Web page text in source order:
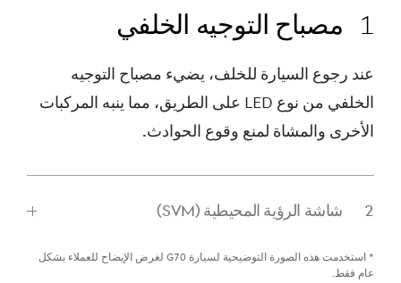
مصباح التوجيه الخلفي
اضغط
للتصغير
عند رجوع السيارة للخلف، يضيء مصباح التوجيه
الخلفي من نوع LED على الطريق، مما ينبه المركبات
الأخرى والمشاة لمنع وقوع الحوادث.
شاشة الرؤية المحيطية (SVM)
اضغط
* استخدمت هذه الصورة التوضيحية لسيارة G70 لغرض الإيضاح للعملاء بشكل
عام فقط.